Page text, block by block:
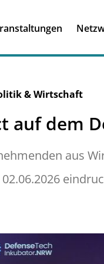
& Wirtschaft
auf dem
aus